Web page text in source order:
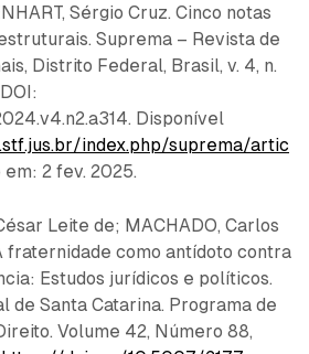
Sérgio Cruz. Cinco notas
Suprema – Revista de
Distrito Federal, Brasil, v. 4, n.
Disponível
index.php/suprema/artic
em: 2 fev. 2025.
Leite de; MACHADO, Carlos
fraternidade como antídoto contra
Estudos jurídicos e políticos.
de Santa Catarina. Programa de
Volume 42, Número 88,